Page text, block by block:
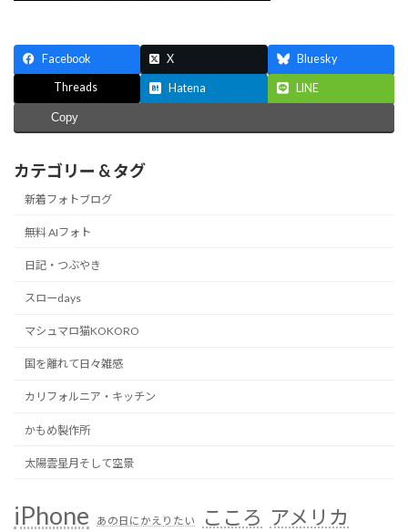
Facebook X Bluesky
Threads Hatena LINE
Copy
カテゴリー & タグ
新着フォトブログ
無料 AIフォト
日記・つぶやき
スローdays
マシュマロ猫KOKORO
国を離れて日々雑感
カリフォルニア・キッチン
かもめ製作所
太陽雲星月そして空景
iPhone あの日にかえりたい こころ アメリカ